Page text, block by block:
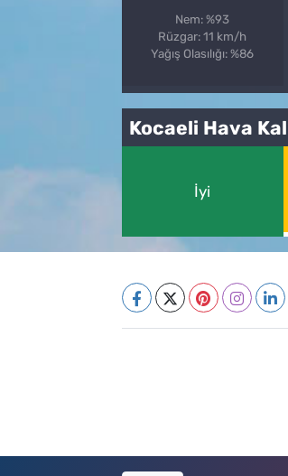
Nem: %93
Rüzgar: 11 km/h
Yağış Olasılığı: %86
Kocaeli Hava
İyi